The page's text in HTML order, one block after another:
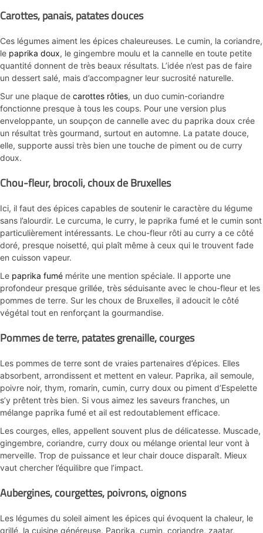
Carottes, panais, patates douces
Ces légumes aiment les épices chaleureuses. Le cumin, la coriandre,
le paprika doux, le gingembre moulu et la cannelle en toute petite
quantité donnent de très beaux résultats. L’idée n’est pas de faire
un dessert salé, mais d’accompagner leur sucrosité naturelle.
Sur une plaque de carottes rôties, un duo cumin-coriandre
fonctionne presque à tous les coups. Pour une version plus
enveloppante, un soupçon de cannelle avec du paprika doux crée
un résultat très gourmand, surtout en automne. La patate douce,
elle, supporte aussi très bien une touche de piment ou de curry
doux.
Chou-fleur, brocoli, choux de Bruxelles
Ici, il faut des épices capables de soutenir le caractère du légume
sans l’alourdir. Le curcuma, le curry, le paprika fumé et le cumin sont
particulièrement intéressants. Le chou-fleur rôti au curry a ce côté
doré, presque noisetté, qui plaît même à ceux qui le trouvent fade
en cuisson vapeur.
Le paprika fumé mérite une mention spéciale. Il apporte une
profondeur presque grillée, très séduisante avec le chou-fleur et les
pommes de terre. Sur les choux de Bruxelles, il adoucit le côté
végétal tout en renforçant la gourmandise.
Pommes de terre, patates grenaille, courges
Les pommes de terre sont de vraies partenaires d’épices. Elles
absorbent, arrondissent et mettent en valeur. Paprika, ail semoule,
poivre noir, thym, romarin, cumin, curry doux ou piment d’Espelette
s’y prêtent très bien. Si vous aimez les saveurs franches, un
mélange paprika fumé et ail est redoutablement efficace.
Les courges, elles, appellent souvent plus de délicatesse. Muscade,
gingembre, coriandre, curry doux ou mélange oriental leur vont à
merveille. Trop de puissance et leur chair douce disparaît. Mieux
vaut chercher l’équilibre que l’impact.
Aubergines, courgettes, poivrons, oignons
Les légumes du soleil aiment les épices qui évoquent la chaleur, le
grillé, la cuisine généreuse. Paprika, cumin, coriandre, zaatar,